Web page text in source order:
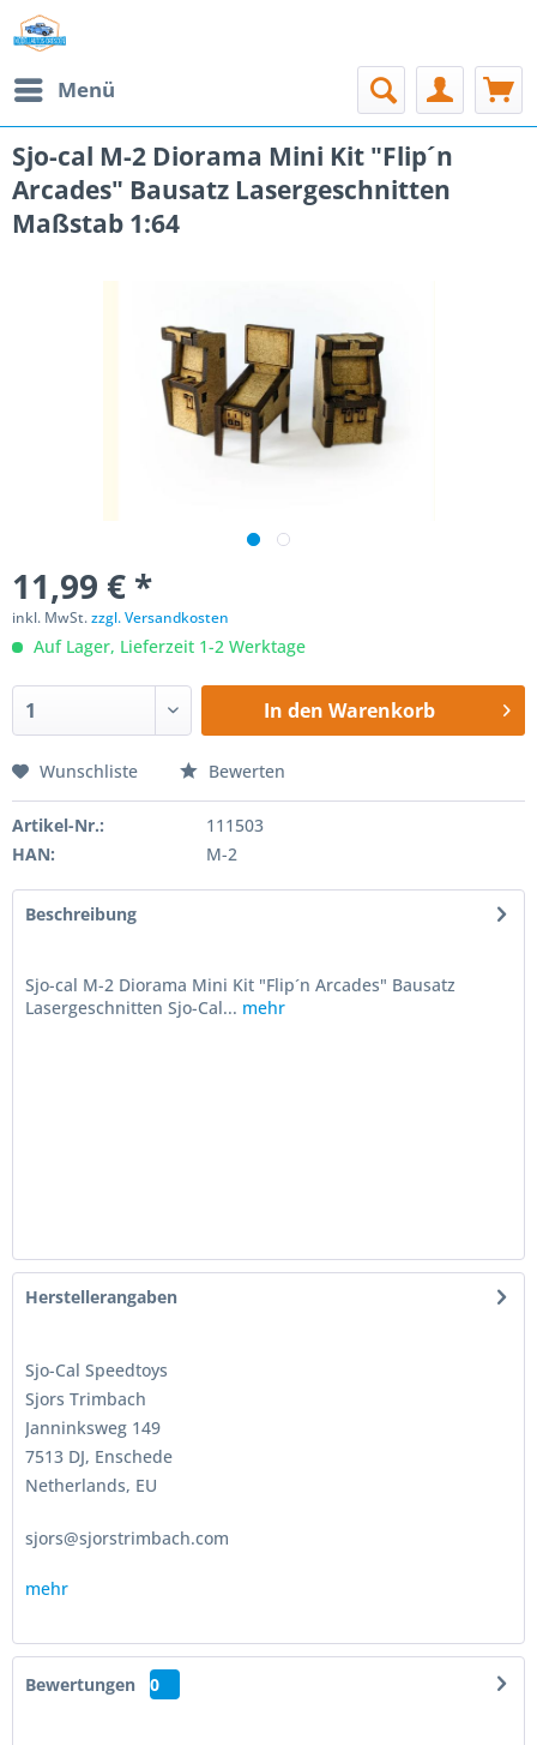
Menü
Sjo-cal M-2 Diorama Mini Kit "Flip´n
Arcades" Bausatz Lasergeschnitten
Maßstab 1:64
11,99 € *
inkl. MwSt.zzgl. Versandkosten
Auf Lager, Lieferzeit 1-2 Werktage
In den Warenkorb
Wunschliste Bewerten
Artikel-Nr.:
111503
HAN:
M-2
Beschreibung
Sjo-cal M-2 Diorama Mini Kit "Flip´n Arcades" Bausatz
Lasergeschnitten Sjo-Cal... mehr
Herstellerangaben
Sjo-Cal Speedtoys
Sjors Trimbach
Janninksweg 149
7513 DJ, Enschede
Netherlands, EU
sjors@sjorstrimbach.com
mehr
Bewertungen 0